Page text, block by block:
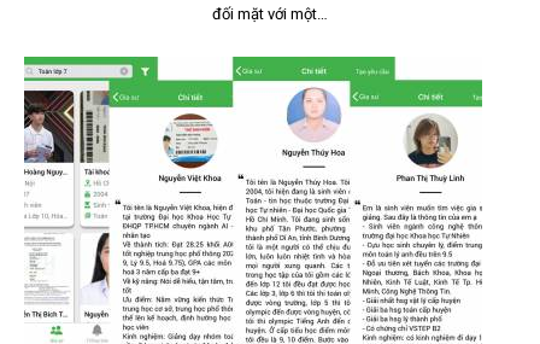
đối mặt với một…